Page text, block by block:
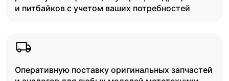
и питбайков с учетом ваших потребностей
Оперативную поставку оригинальных запчастей